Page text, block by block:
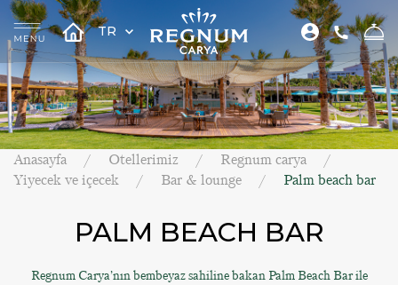
TR
Anasayfa Otellerimiz
Regnum carya
Yiyecek ve içecek
Bar & lounge Palm beach bar
PALM BEACH BAR
Regnum Carya’nın bembeyaz sahiline bakan Palm Beach Bar ile